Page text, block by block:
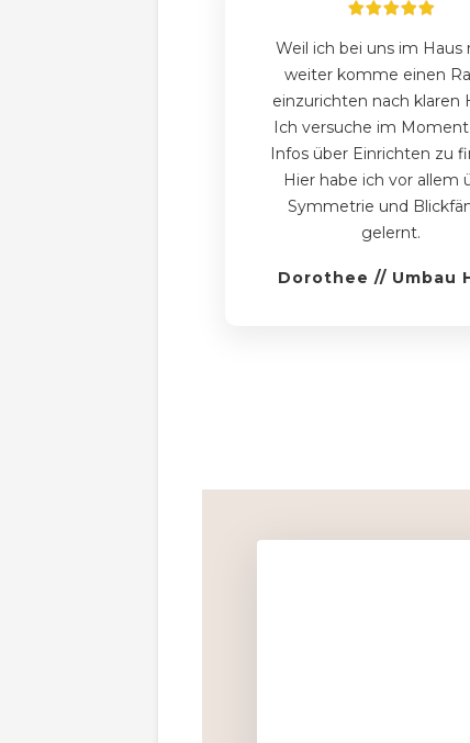
Weil ich bei uns im Haus
weiter komme einen
einzurichten nach klaren
Ich versuche im
Infos über Einrichten zu
Hier habe ich vor allem
Symmetrie und
gelernt.
Dorothee // Umbau